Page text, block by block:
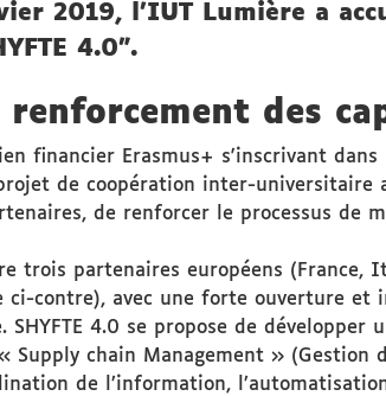
2019, l’IUT Lumière a
4.0".
des
financier Erasmus+ s'inscrivant
de coopération inter-
de renforcer le processus de
trois partenaires européens
contre), avec une forte ouverture
4.0 se propose de
Supply chain Management »
de l’information,